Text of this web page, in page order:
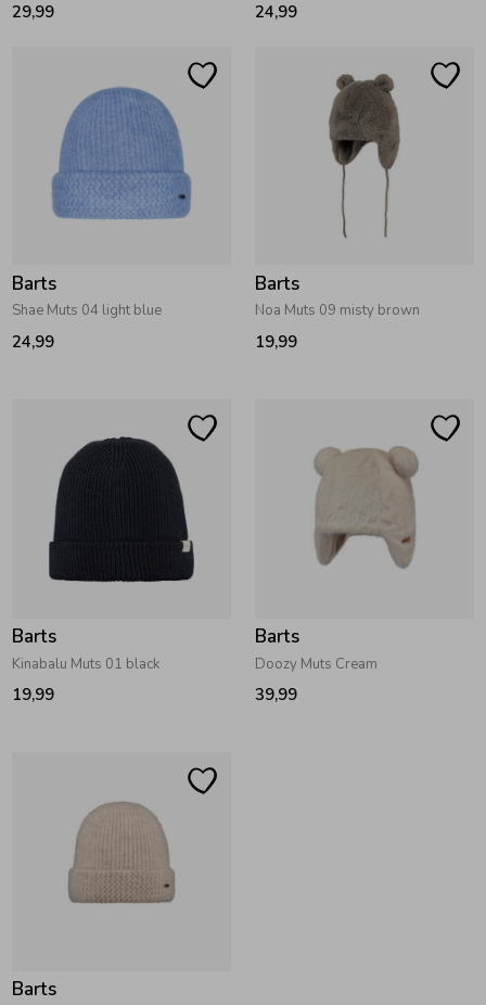
29,99 24,99
Barts
Shae Muts 04 light blue
24,99
Barts
Noa Muts 09 misty brown
19,99
Barts
Kinabalu Muts 01 black
19,99
Barts
Doozy Muts Cream
39,99
Barts